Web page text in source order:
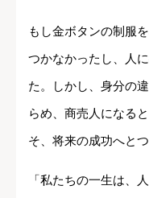
もし金ボタンの制服
つかなかったし、人
た。しかし、身分の
らめ、商売人になる
そ、将来の成功へと
「私たちの一生は、